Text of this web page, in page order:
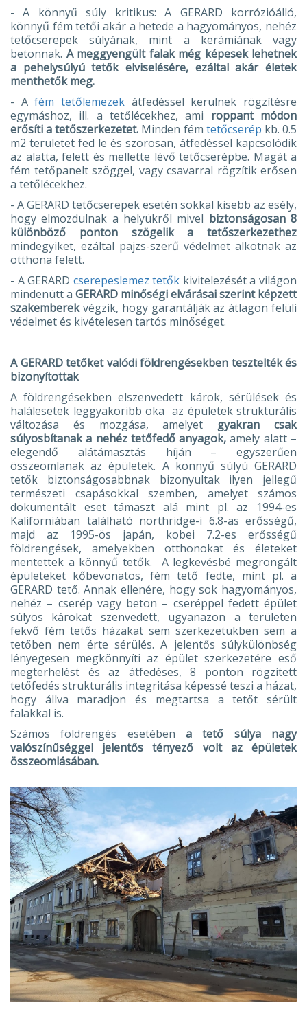
- A könnyű súly kritikus: A GERARD korrózióálló,
könnyű fém tetői akár a hetede a hagyományos, nehéz
tetőcserepek súlyának, mint a kerámiának vagy
betonnak. A meggyengült falak még képesek lehetnek
a pehelysúlyú tetők elviselésére, ezáltal akár életek
menthetők meg.
- Afém tetőlemezek átfedéssel kerülnek rögzítésre
egymáshoz, ill. a tetőlécekhez, ami roppant módon
erősíti a tetőszerkezetet. Minden fém tetőcserép kb. 0.5
m2 területet fed le és szorosan, átfedéssel kapcsolódik
az alatta, felett és mellette lévő tetőcserépbe. Magát a
fém tetőpanelt szöggel, vagy csavarral rögzítik erősen
a tetőlécekhez.
- A GERARD tetőcserepek esetén sokkal kisebb az esély,
hogy elmozdulnak a helyükről mivel biztonságosan 8
különböző ponton szögelik a tetőszerkezethez
mindegyiket, ezáltal pajzs-szerű védelmet alkotnak az
otthona felett.
- A GERARD cserepeslemez tetők kivitelezését a világon
mindenütt a GERARD minőségi elvárásai szerint képzett
szakemberekvégzik, hogy garantálják az átlagon felüli
védelmet és kivételesen tartós minőséget.
A GERARD tetőket valódi földrengésekben tesztelték és
bizonyítottak
A földrengésekben elszenvedett károk, sérülések és
halálesetek leggyakoribb oka az épületek strukturális
változása és mozgása, amelyet gyakran csak
súlyosbítanak a nehéz tetőfedő anyagok, amely alatt –
elegendő alátámasztás híján – egyszerűen
összeomlanak az épületek. A könnyű súlyú GERARD
tetők biztonságosabbnak bizonyultak ilyen jellegű
természeti csapásokkal szemben, amelyet számos
dokumentált eset támaszt alá mint pl. az 1994-es
Kaliforniában található northridge-i 6.8-as erősségű,
majd az 1995-ös japán, kobei 7.2-es erősségű
földrengések, amelyekben otthonokat és életeket
mentettek a könnyű tetők. A legkevésbé megrongált
épületeket kőbevonatos, fém tető fedte, mint pl. a
GERARD tető. Annak ellenére, hogy sok hagyományos,
nehéz – cserép vagy beton – cseréppel fedett épület
súlyos károkat szenvedett, ugyanazon a területen
fekvő fém tetős házakat sem szerkezetükben sem a
tetőben nem érte sérülés. A jelentős súlykülönbség
lényegesen megkönnyíti az épület szerkezetére eső
megterhelést és az átfedéses, 8 ponton rögzített
tetőfedés strukturális integritása képessé teszi a házat,
hogy állva maradjon és megtartsa a tetőt sérült
falakkal is.
Számos földrengés esetében a tető súlya nagy
valószínűséggel jelentős tényező volt az épületek
összeomlásában.